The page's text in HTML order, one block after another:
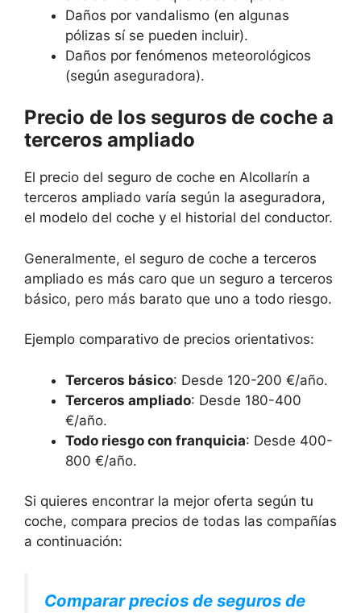
Daños por vandalismo (en algunas
pólizas sí se pueden incluir).
Daños por fenómenos meteorológicos
(según aseguradora).
Precio de los seguros de coche a
terceros ampliado
El precio del seguro de coche en Alcollarín a
terceros ampliado varía según la aseguradora,
el modelo del coche y el historial del conductor.
Generalmente, el seguro de coche a terceros
ampliado es más caro que un seguro a terceros
básico, pero más barato que uno a todo riesgo.
Ejemplo comparativo de precios orientativos:
Terceros básico: Desde 120-200 €/año.
Terceros ampliado: Desde 180-400
€/año.
Todo riesgo con franquicia: Desde 400-
800 €/año.
Si quieres encontrar la mejor oferta según tu
coche, compara precios de todas las compañías
a continuación:
Comparar precios de seguros de